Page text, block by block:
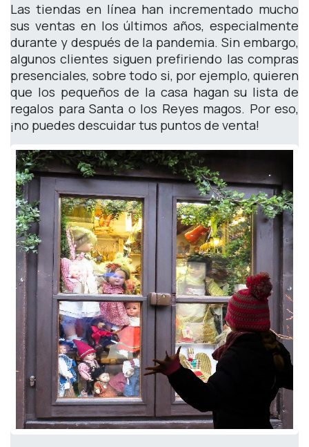
Las tiendas en línea han incrementado mucho
sus ventas en los últimos años, especialmente
durante y después de la pandemia. Sin embargo,
algunos clientes siguen prefiriendo las compras
presenciales, sobre todo si, por ejemplo, quieren
que los pequeños de la casa hagan su lista de
regalos para Santa o los Reyes magos. Por eso,
¡no puedes descuidar tus puntos de venta!